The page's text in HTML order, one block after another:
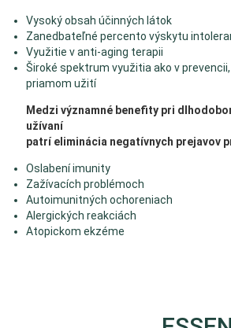
Vysoký obsah účinných látok
Zanedbateľné percento výskytu
Využitie v anti-aging terapii
Široké spektrum využitia ako v
priamom užití
Medzi významné benefity pri
užívaní
patrí eliminácia negatívnych prejavov
Oslabení imunity
Zažívacích problémoch
Autoimunitných ochoreniach
Alergických reakciách
Atopickom ekzéme